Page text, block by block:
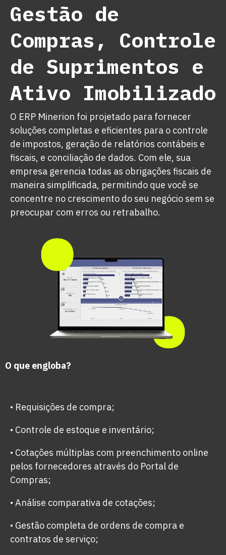
Gestão de
Compras, Controle
de Suprimentos e
Ativo Imobilizado
O ERP Minerion foi projetado para fornecer
soluções completas e eficientes para o controle
de impostos, geração de relatórios contábeis e
fiscais, e conciliação de dados. Com ele, sua
empresa gerencia todas as obrigações fiscais de
maneira simplificada, permitindo que você se
concentre no crescimento do seu negócio sem se
preocupar com erros ou retrabalho.
O que engloba?
• Requisições de compra;
• Controle de estoque e inventário;
• Cotações múltiplas com preenchimento online
pelos fornecedores através do Portal de
Compras;
• Análise comparativa de cotações;
• Gestão completa de ordens de compra e
contratos de serviço;